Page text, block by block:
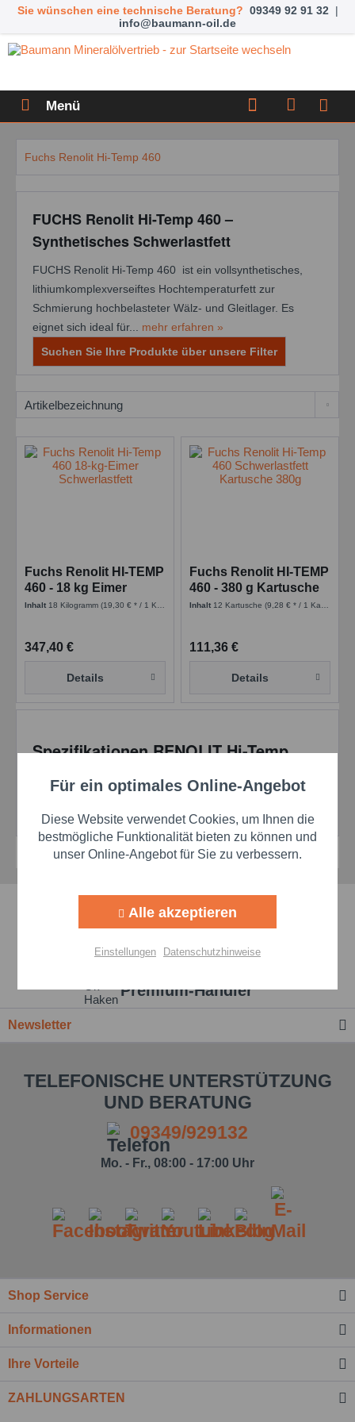
Sie wünschen eine technische Beratung? 09349 92 91 32 |
info@baumann-oil.de
Menü
Fuchs Renolit Hi-Temp 460
FUCHS Renolit Hi-Temp 460 –
Synthetisches Schwerlastfett
FUCHS Renolit Hi-Temp 460 ist ein vollsynthetisches,
lithiumkomplexverseiftes Hochtemperaturfett zur
Schmierung hochbelasteter Wälz- und Gleitlager. Es
eignet sich ideal für... mehr erfahren »
Suchen Sie Ihre Produkte über unsere Filter
Fuchs Renolit HI-TEMP
460 - 18 kg Eimer
Inhalt 18 Kilogramm(19,30 € * / 1 Kilogramm)
347,40 €
Details
Fuchs Renolit HI-TEMP
460 - 380 g Kartusche
Inhalt 12 Kartusche(9,28 € * / 1 Kartusche)
111,36 €
Details
Spezifikationen RENOLIT Hi-Temp
ISO 12924: ISO-L-XD(F)DFB 2
Schnelle Lieferzeiten
Beste Markenqualität
Premium-Händler
Newsletter
TELEFONISCHE UNTERSTÜTZUNG
UND BERATUNG
09349/929132
Mo. - Fr., 08:00 - 17:00 Uhr
Shop Service
Informationen
Ihre Vorteile
ZAHLUNGSARTEN
Funktionale Aktiv
Marketing Aktiv
Personalisierung Aktiv
Für ein optimales Online-Angebot
Diese Website verwendet Cookies, um Ihnen die
bestmögliche Funktionalität bieten zu können und
unser Online-Angebot für Sie zu verbessern.
Alle akzeptieren
Einstellungen Datenschutzhinweise